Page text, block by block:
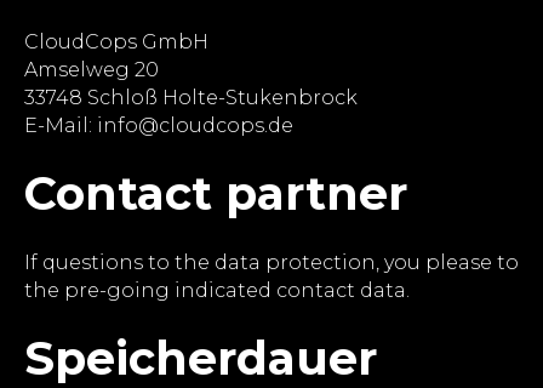
CloudCops GmbH
Amselweg 20
33748 Schloß Holte-Stukenbrock
E-Mail: info@cloudcops.de
Contact partner
If questions to the data protection, you please to
the pre-going indicated contact data.
Speicherdauer